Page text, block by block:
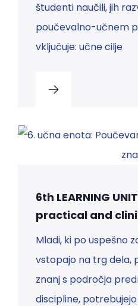
študenti naučili, jih
poučevalno-učnem
vključuje: učne cilje
6th LEARNING
practical and
Mladi, ki po uspešno
vstopajo na trg dela,
znanj s področja
discipline,